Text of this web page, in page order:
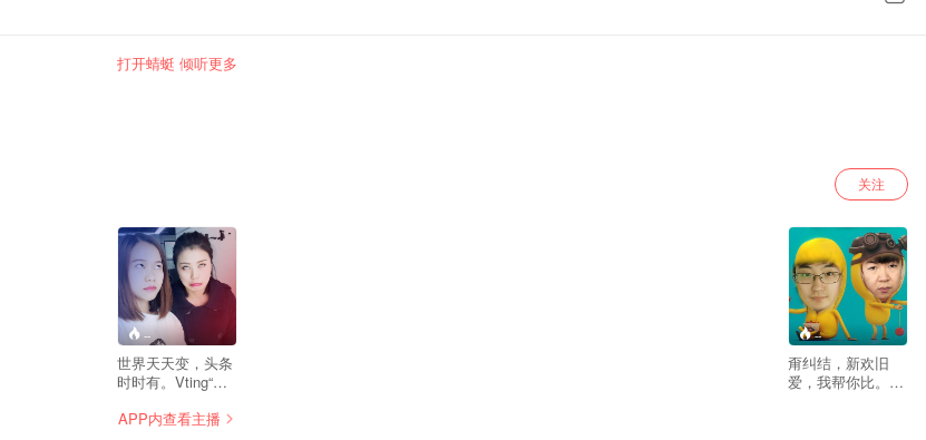
打开蜻蜓 倾听更多
关注
--
世界天天变，头条
时时有。Vting“今
条，观天下。每天
--
甭纠结，新欢旧
爱，我帮你比。到
APP内查看主播